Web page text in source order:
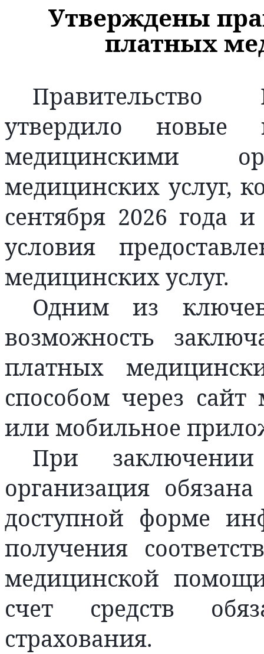
Утверждены
платных
Правительство
утвердило новые
медицинскими
медицинских услуг,
сентября 2026 года
условия
медицинских услуг.
Одним из
возможность
платных
способом через
или мобильное
При заключении
организация
доступной форме
получения
медицинской
счет средств
страхования.